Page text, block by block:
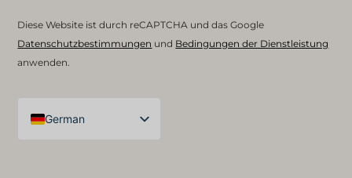
Diese Website ist durch reCAPTCHA und das Google
Datenschutzbestimmungen und Bedingungen der Dienstleistung
anwenden.
German